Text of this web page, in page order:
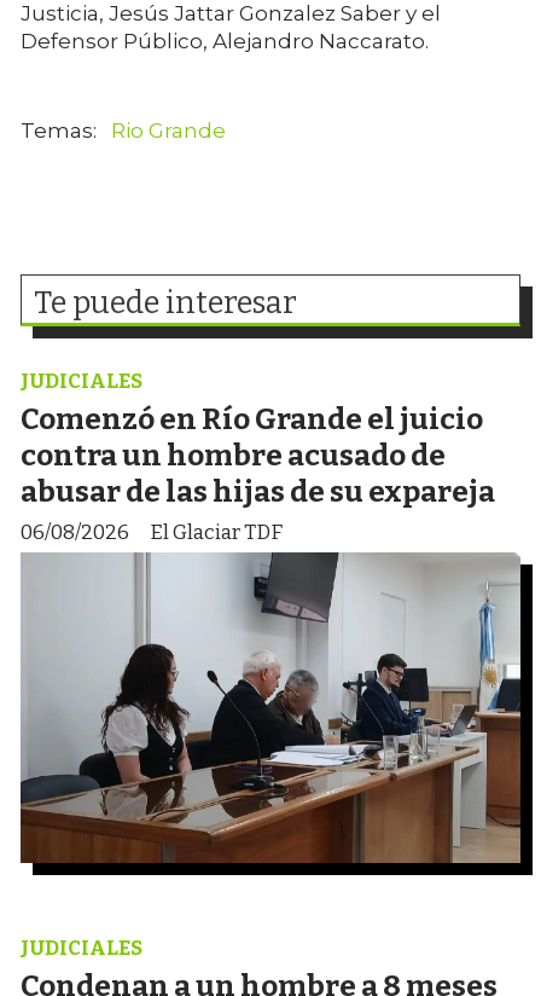
Justicia, Jesús Jattar Gonzalez Saber y el
Defensor Público, Alejandro Naccarato.
Rio Grande
Te puede interesar
Comenzó en Río Grande el juicio
contra un hombre acusado de
abusar de las hijas de su expareja
El Glaciar TDF
JUDICIALES
06/08/2026
Condenan a un hombre a 8 meses
JUDICIALES